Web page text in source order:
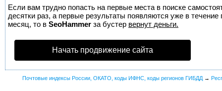
Если вам трудно попасть на первые места в поиске
десятки раз, а первые результаты появляются уже в
месяц, то в SeoHammer за бустер вернут деньги.
Начать продвижение сайта
Почтовые индексы России, ОКАТО, коды ИФНС, коды регионов ГИБДД →